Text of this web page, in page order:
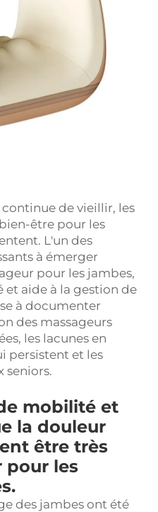
de vieillir, les
être pour les
L'un des
à émerger
pour les jambes,
aide à la gestion de
à documenter
des massageurs
les lacunes en
persistent et les
seniors.
mobilité et
la douleur
être très
pour les
des jambes ont été